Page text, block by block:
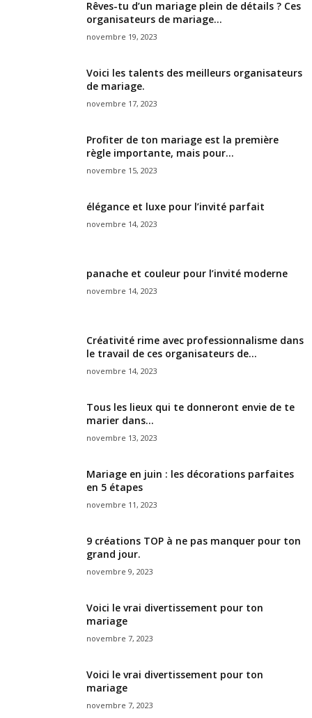
Rêves-tu d’un mariage plein de détails ? Ces
organisateurs de mariage...
novembre 19, 2023
Voici les talents des meilleurs organisateurs
de mariage.
novembre 17, 2023
Profiter de ton mariage est la première
règle importante, mais pour...
novembre 15, 2023
élégance et luxe pour l’invité parfait
novembre 14, 2023
panache et couleur pour l’invité moderne
novembre 14, 2023
Créativité rime avec professionnalisme dans
le travail de ces organisateurs de...
novembre 14, 2023
Tous les lieux qui te donneront envie de te
marier dans...
novembre 13, 2023
Mariage en juin : les décorations parfaites
en 5 étapes
novembre 11, 2023
9 créations TOP à ne pas manquer pour ton
grand jour.
novembre 9, 2023
Voici le vrai divertissement pour ton
mariage
novembre 7, 2023
Voici le vrai divertissement pour ton
mariage
novembre 7, 2023